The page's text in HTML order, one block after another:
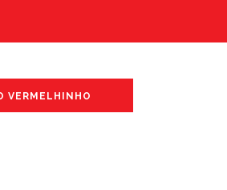
VERMELHINHO